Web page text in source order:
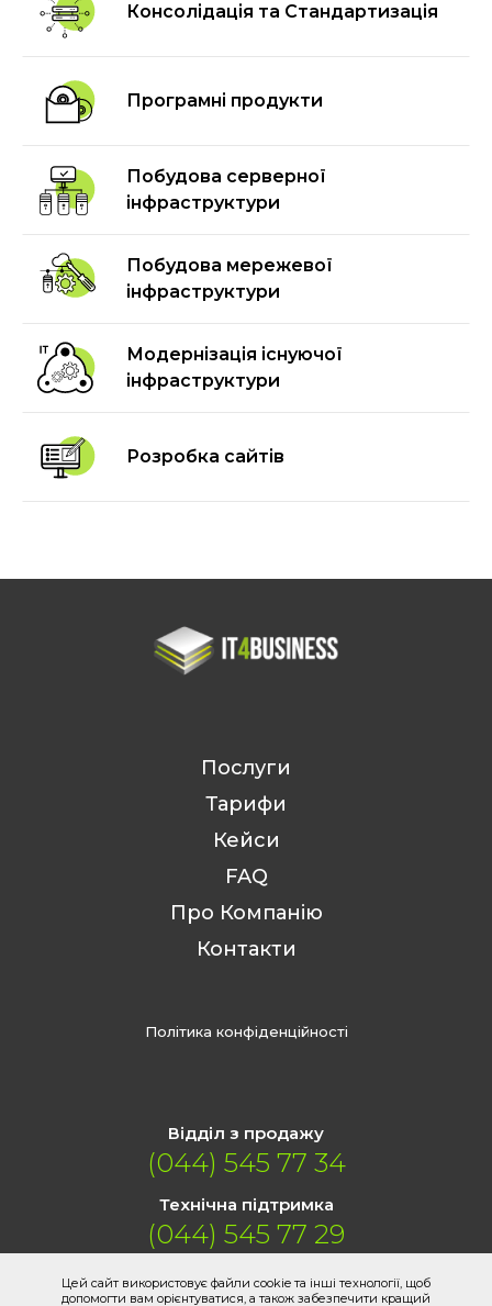
Консолідація та Стандартизація
Програмні продукти
Побудова серверної
інфраструктури
Побудова мережевої
інфраструктури
Модернізація існуючої
інфраструктури
Розробка сайтів
Послуги
Тарифи
Кейси
FAQ
Про Компанію
Контакти
Політика конфіденційності
Відділ з продажу
(044) 545 77 34
Технічна підтримка
(044) 545 77 29
Цей сайт використовує файли cookie та інші технології, щоб
допомогти вам орієнтуватися, а також забезпечити кращий